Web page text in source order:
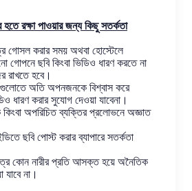
হতে রক্ষা পাওয়ার জন্য কিছু সতর্কতা
গোসল করার সময় অথবা হোস্টেলে
গোপনে ছবি কিংবা ভিডিও ধারণ করতে না
রাখতে হবে।
অতি অপনজনকে বিশ্বাস করে
ধারণ করার সুযোগ দেওয়া যাবেনা।
অপরিচিত ব্যক্তির প্রলোভনে অজ্ঞাত
ছবি পোস্ট করার ব্যাপারে সতর্কতা
কোন নারীর প্রতি আসক্ত হয়ে অনৈতিক
না।